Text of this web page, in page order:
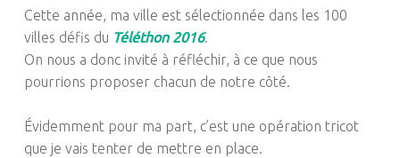
Cette année, ma ville est sélectionnée dans les 100
villes défis du Téléthon 2016.
On nous a donc invité à réfléchir, à ce que nous
pourrions proposer chacun de notre côté.
Évidemment pour ma part, c’est une opération tricot
que je vais tenter de mettre en place.